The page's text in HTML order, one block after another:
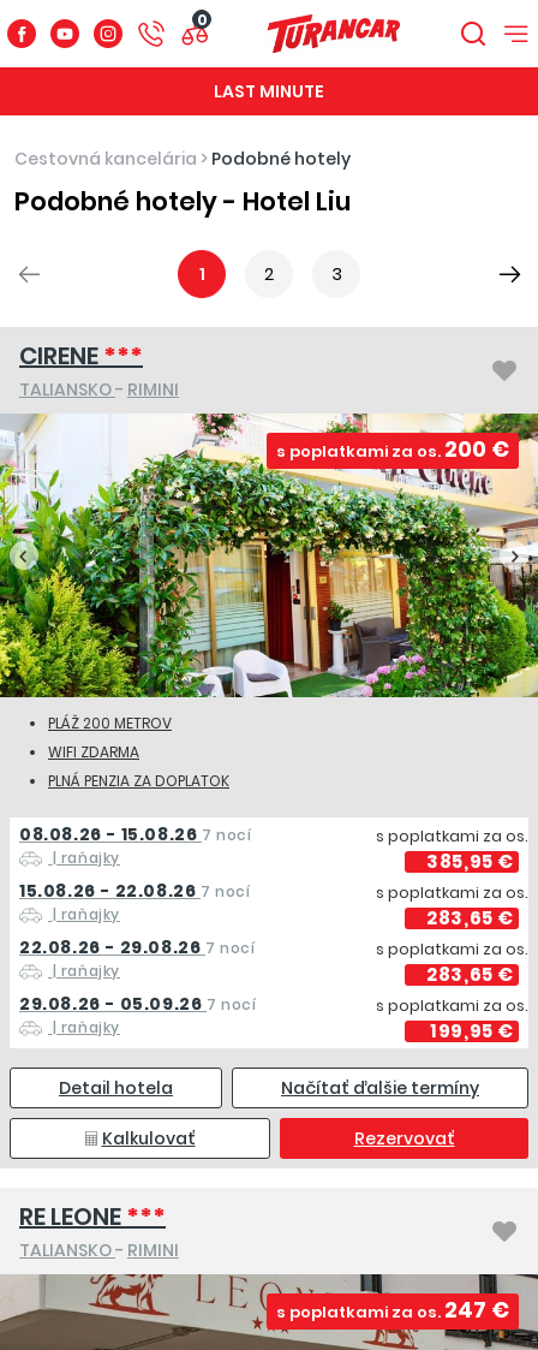
0
LAST MINUTE
Cestovná kancelária > Podobné hotely
Podobné hotely - Hotel Liu
1 2 3
CIRENE***
TALIANSKO- RIMINI
s poplatkami za os. 200 €
PLÁŽ 200 METROV
WIFI ZDARMA
PLNÁ PENZIA ZA DOPLATOK
08.08.26 - 15.08.26 7 nocí
| raňajky
s poplatkami za os.
385,95 €
15.08.26 - 22.08.26 7 nocí
| raňajky
s poplatkami za os.
283,65 €
22.08.26 - 29.08.26 7 nocí
| raňajky
s poplatkami za os.
283,65 €
29.08.26 - 05.09.26 7 nocí
| raňajky
s poplatkami za os.
199,95 €
Detail hotela Načítať ďalšie termíny
Kalkulovať Rezervovať
RE LEONE***
TALIANSKO- RIMINI
s poplatkami za os. 247 €